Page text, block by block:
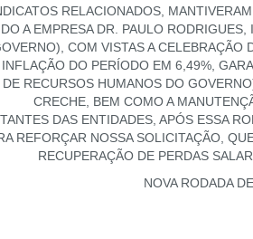
RELACIONADOS,
A EMPRESA DR. PAULO
COM VISTAS A
DO PERÍODO EM 6,49%,
RECURSOS HUMANOS DO
CRECHE, BEM COMO A
DAS ENTIDADES, APÓS ESSA
REFORÇAR NOSSA SOLICITAÇÃO,
RECUPERAÇÃO DE PERDAS
NOVA RODADA